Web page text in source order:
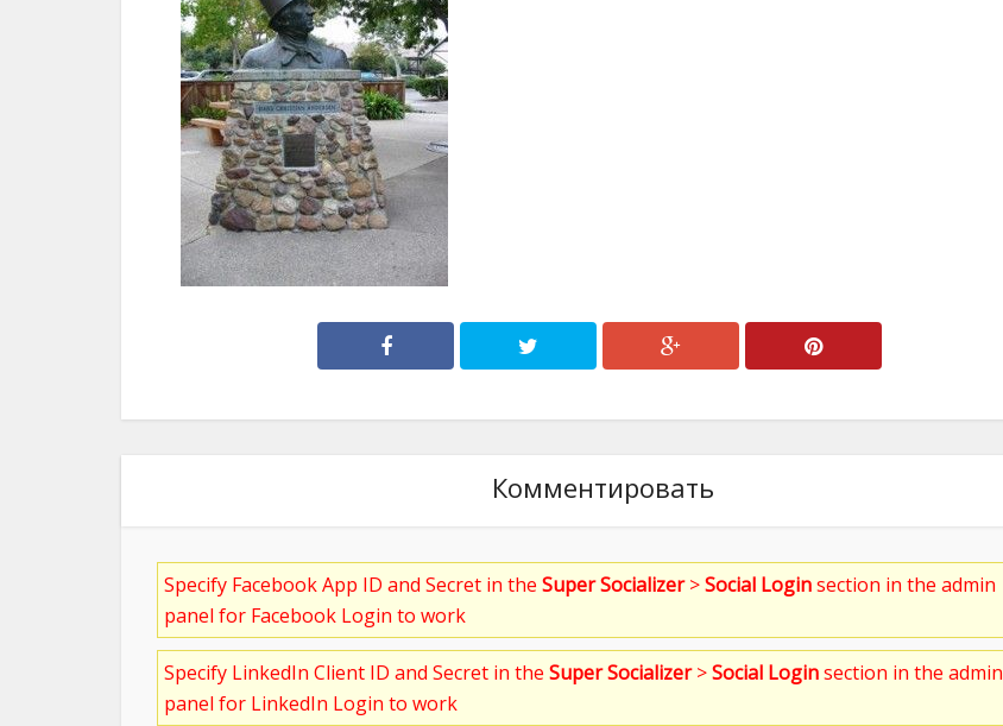
Комментировать
Specify Facebook App ID and Secret in the Super Socializer>Social Loginsection in the admin
panel for Facebook Login to work
Specify LinkedIn Client ID and Secret in the Super Socializer>Social Loginsection in the admin
panel for LinkedIn Login to work